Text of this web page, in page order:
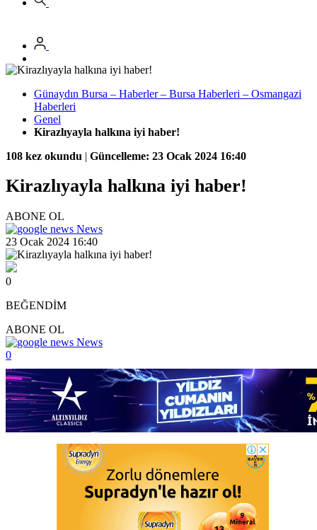
Günaydın Bursa – Haberler – Bursa Haberleri – Osmangazi
Haberleri
Genel
Kirazlıyayla halkına iyi haber!
108 kez okundu | Güncelleme: 23 Ocak 2024 16:40
Kirazlıyayla halkına iyi haber!
ABONE OL
News
23 Ocak 2024 16:40
0
BEĞENDİM
ABONE OL
News
0